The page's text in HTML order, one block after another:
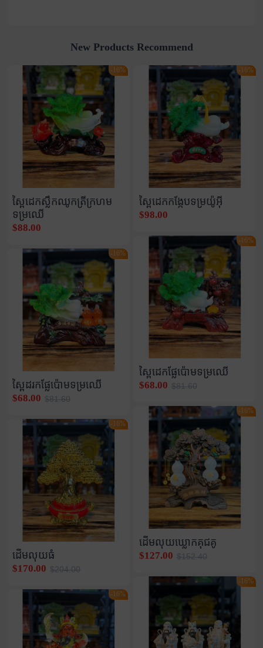
New Products Recommend
ស្ពៃដេកស្លឹកឈូកត្រីក្រហម
ទម្រឈើ
$88.00
-16%
ស្ពៃដរកផ្លែប៉ោមទម្រឈើ
$68.00 $81.60
-16%
ដើមលុយធំ
$170.00 $204.00
-16%
-16%
ស្ពៃដេកកង្កែបទម្រយ៉ូអុី
$98.00
-16%
ស្ពៃដេកផ្លែប៉ោមទម្រឈើ
$68.00 $81.60
-16%
ដើមលុយឃ្លោកគុជគូ
$127.00 $152.40
-16%
-16%